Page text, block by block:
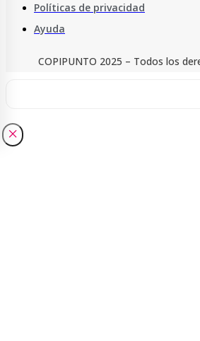
Políticas de privacidad
Ayuda
COPIPUNTO 2025 – Todos los